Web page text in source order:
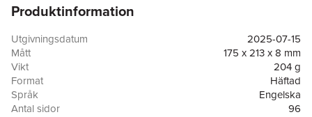
Produktinformation
Utgivningsdatum
2025-07-15
Mått
175 x 213 x 8 mm
Vikt
204 g
Format
Häftad
Språk
Engelska
Antal sidor
96